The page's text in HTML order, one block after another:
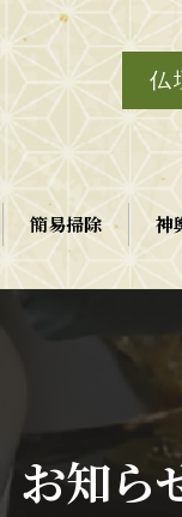
仏
簡易掃除 神
お知ら